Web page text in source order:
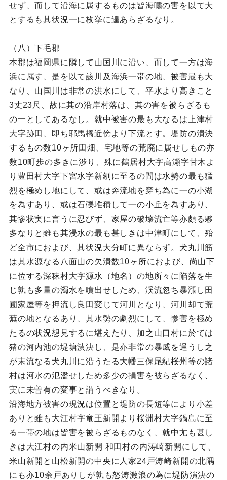
せず、而して沿海に属するものは皆海嘯の害を以て大
とするも其状況一に枚挙に遑あらざるなり。
（八）下毛郡
本郡は福岡県に隣して山国川に沿い、而して一方は海
浜に属す、是を以て該川及海浜一帯の地、被害最も大
なり、山国川は非常の洪水にして、平水より高きこと
3丈23尺、故に其の沿岸村落は、其の害を被らざるも
の一としてあるなし。就中被害の最も大なるは上津村
大字跡田、即ち耶馬橋近傍より下流とす。堤防の潰決
するもの数10ヶ所田畑、宅地等の荒廃に属せしもの亦
数10町歩の多きに渉り、殊に鶴居村大字高瀬字甘木よ
り豊田村大字下宮水字新刎に至るの間は水勢の最も猛
烈を極めし地にして、或は奔流地を穿ち為に一の小湖
を為すあり、或は石礫堆積して一の小丘を為すあり、
其惨状実に言うに忍びず、家屋の破壊流亡等亦頗る夥
多なりと雖も其浸水の最も甚しきは中津町にして、殆
ど全市におよび、其状況大分町に異ならず。犬丸川筋
は其水源なる八面山の欠潰数10ヶ所におよび、尚山下
に位する深秣村大字源水（地名）の地所々に陥落を生
じ孰も多量の濁水を噴出せしため、渓流忽ち暴漲し田
圃家屋等を押流し良田変じて河川となり、河川却て荒
蕪の地となるあり、其水勢の劇烈にして、惨害を極め
たるの状況想見するに堪えたり、加之山口村に於ては
猪の河内池の堤塘潰決し、是亦非常の暴威を逞うし之
が末流なる犬丸川に沿うたる大幡三保尾紀桜州等の諸
村は河水の氾濫せしため多少の損害を被らざるなく、
実に未曽有の変事と謂うべきなり。
沿海地方被害の現況は位置と堤防の長短等により小差
ありと雖も大江村字竜王新開より桜洲村大字鍋島に至
る一帯の地は皆害を被らざるものなく、就中尢も甚し
きは大江村の内米山新開 和田村の内涛崎新開にして、
米山新開と山松新開の中央に人家24戸涛崎新開の北隅
にも亦10余戸ありしが孰も怒涛激浪の為に堤防潰決の